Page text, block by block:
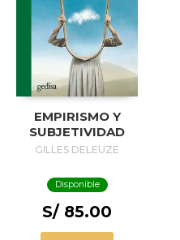
EMPIRISMO Y
SUBJETIVIDAD
GILLES DELEUZE
Disponible
S/ 85.00